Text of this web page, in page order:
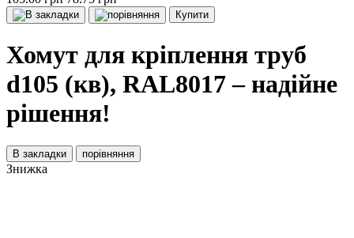
Купити
Хомут для кріплення труб
d105 (кв), RAL8017 – надійне
рішення!
В закладки порівняння
Знижка